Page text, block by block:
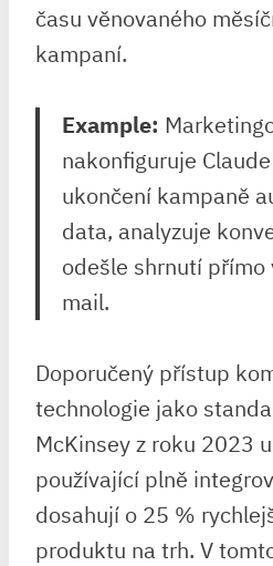
⁣času ⁣věnovaného
kampaní.
Example:
nakonfiguruje
ukončení kampaně
data, analyzuje
odešle shrnutí přímo
mail.
Doporučený přístup
technologie jako
McKinsey z roku 2023
používající plně
dosahují o 25⁤ %
produktu ⁢na trh. V